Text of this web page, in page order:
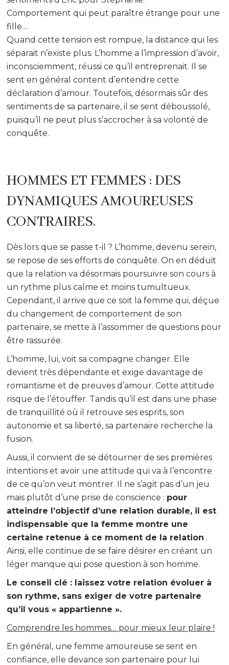
Comportement qui peut paraître étrange pour une
fille…
Quand cette tension est rompue, la distance qui les
séparait n’existe plus. L’homme a l’impression d’avoir,
inconsciemment, réussi ce qu’il entreprenait. Il se
sent en général content d’entendre cette
déclaration d’amour. Toutefois, désormais sûr des
sentiments de sa partenaire, il se sent déboussolé,
puisqu’il ne peut plus s’accrocher à sa volonté de
conquête.
HOMMES ET FEMMES : DES
DYNAMIQUES AMOUREUSES
CONTRAIRES.
Dès lors que se passe t-il ? L’homme, devenu serein,
se repose de ses efforts de conquête. On en déduit
que la relation va désormais poursuivre son cours à
un rythme plus calme et moins tumultueux.
Cependant, il arrive que ce soit la femme qui, déçue
du changement de comportement de son
partenaire, se mette à l’assommer de questions pour
être rassurée.
L’homme, lui, voit sa compagne changer. Elle
devient très dépendante et exige davantage de
romantisme et de preuves d’amour. Cette attitude
risque de l’étouffer. Tandis qu’il est dans une phase
de tranquillité où il retrouve ses esprits, son
autonomie et sa liberté, sa partenaire recherche la
fusion.
Aussi, il convient de se détourner de ses premières
intentions et avoir une attitude qui va à l’encontre
de ce qu’on veut montrer. Il ne s’agit pas d’un jeu
mais plutôt d’une prise de conscience : pour
atteindre l’objectif d’une relation durable, il est
indispensable que la femme montre une
certaine retenue à ce moment de la relation .
Ainsi, elle continue de se faire désirer en créant un
léger manque qui pose question à son homme.
Le conseil clé : laissez votre relation évoluer à
son rythme, sans exiger de votre partenaire
qu’il vous « appartienne ».
Comprendre les hommes… pour mieux leur plaire !
En général, une femme amoureuse se sent en
confiance, elle devance son partenaire pour lui